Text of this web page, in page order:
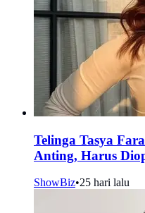
Telinga Tasya
Anting, Harus
ShowBiz•25 hari lalu